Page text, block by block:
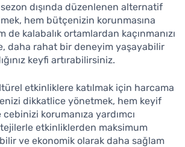
dışında düzenlenen alternatif
hem bütçenizin korunmasına
de kalabalık ortamlardan kaçınmanızı
daha rahat bir deneyim yaşayabilir
keyfi artırabilirsiniz.
etkinliklere katılmak için harcama
dikkatlice yönetmek, hem keyif
korumanıza yardımcı
etkinliklerden maksimum
ve ekonomik olarak daha sağlam